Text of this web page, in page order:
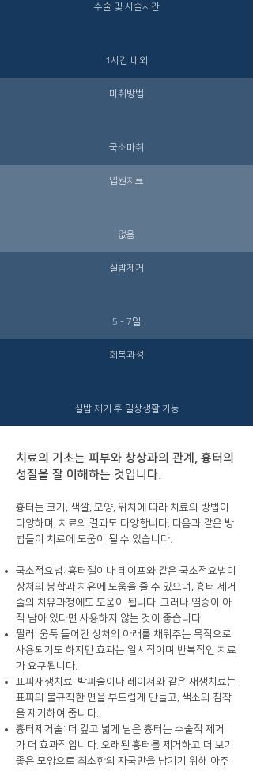
수술 및 시술시간
1시간 내외
마취방법
국소마취
입원치료
없음
​실밥제거
5 - 7일
회복과정
​실밥 제거 후 일상생활 가능
치료의 기초는 피부와 창상과의 관계, 흉터의
성질을 잘 이해하는 것입니다.
​흉터는 크기, 색깔, 모양, 위치에 따라 치료의 방법이
다양하며, 치료의 결과도 다양합니다. 다음과 같은 방
법들이 치료에 도움이 될 수 있습니다.
​국소적요법: 흉터젤이나 테이프와 같은 국소적요법이
상처의 봉합과 치유에 도움을 줄 수 있으며, 흉터 제거
술의 치유과정에도 도움이 됩니다. 그러나 염증이 아
직 남아 있다면 사용하지 않는 것이 좋습니다.
필러: 움푹 들어간 상처의 아래를 채워주는 목적으로
사용되기도 하지만 효과는 일시적이며 반복적인 치료
가 요구됩니다.
표피재생치료: 박피술이나 레이저와 같은 재생치료는
표피의 불규칙한 면을 부드럽게 만들고, 색소의 침착
을 제거하여 줍니다.
흉터제거술: 더 깊고 넓게 남은 흉터는 수술적 제거
가 더 효과적입니다. 오래된 흉터를 제거하고 더 보기
좋은 모양으로 최소한의 자국만을 남기기 위해 아주